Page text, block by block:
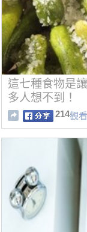
這七種食物是
多人想不到！
214觀看